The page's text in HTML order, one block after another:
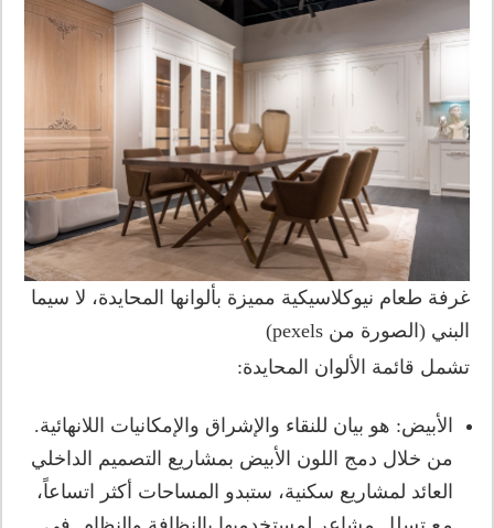
غرفة طعام نيوكلاسيكية مميزة بألوانها المحايدة، لا سيما
البني (الصورة من pexels)
تشمل قائمة الألوان المحايدة:
الأبيض: هو بيان للنقاء والإشراق والإمكانيات اللانهائية.
من خلال دمج اللون الأبيض بمشاريع التصميم الداخلي
العائد لمشاريع سكنية، ستبدو المساحات أكثر اتساعاً،